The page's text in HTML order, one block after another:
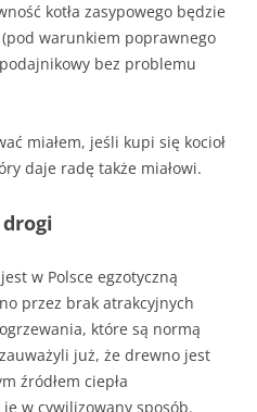
kotła zasypowego będzie
(pod warunkiem poprawnego
bez problemu
miałem, jeśli kupi się kocioł
daje radę także miałowi.
w Polsce egzotyczną
przez brak atrakcyjnych
które są normą
już, że drewno jest
źródłem ciepła
w cywilizowany sposób.